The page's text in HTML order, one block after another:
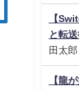
【
と転
田太郎
【龍